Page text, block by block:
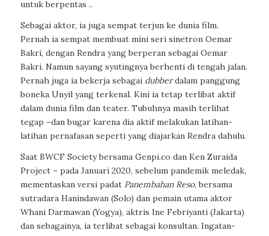
untuk berpentas ..
Sebagai aktor, ia juga sempat terjun ke dunia film.
Pernah ia sempat membuat mini seri sinetron Oemar
Bakri, dengan Rendra yang berperan sebagai Oemar
Bakri. Namun sayang syutingnya berhenti di tengah jalan.
Pernah juga ia bekerja sebagai dubberdalam panggung
boneka Unyil yang terkenal. Kini ia tetap terlibat aktif
dalam dunia film dan teater. Tubuhnya masih terlihat
tegap –dan bugar karena dia aktif melakukan latihan-
latihan pernafasan seperti yang diajarkan Rendra dahulu.
Saat BWCF Society bersama Genpi.co dan Ken Zuraida
Project – pada Januari 2020, sebelum pandemik meledak,
mementaskan versi padat Panembahan Reso, bersama
sutradara Hanindawan (Solo) dan pemain utama aktor
Whani Darmawan (Yogya), aktris Ine Febriyanti (Jakarta)
dan sebagainya, ia terlibat sebagai konsultan. Ingatan-